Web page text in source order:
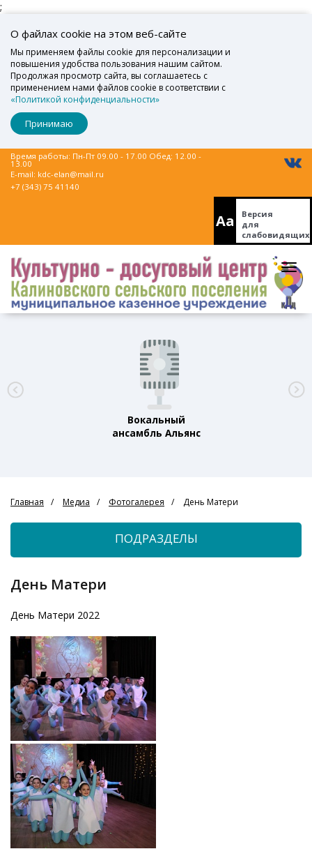
;
О файлах cookie на этом веб-сайте
Мы применяем файлы cookie для персонализации и
повышения удобства пользования нашим сайтом.
Продолжая просмотр сайта, вы соглашаетесь с
применением нами файлов cookie в соответствии с
«Политикой конфиденциальности»
Принимаю
Время работы: Пн-Пт 09.00 - 17.00 Обед: 12.00 -
13.00
E-mail: kdc-elan@mail.ru
+7 (343) 75 41140
Aa
Версия
для
слабовидящих
Вокальный
ансамбль Альянс
Главная Медиа Фотогалерея День Матери
ПОДРАЗДЕЛЫ
День Матери
День Матери 2022